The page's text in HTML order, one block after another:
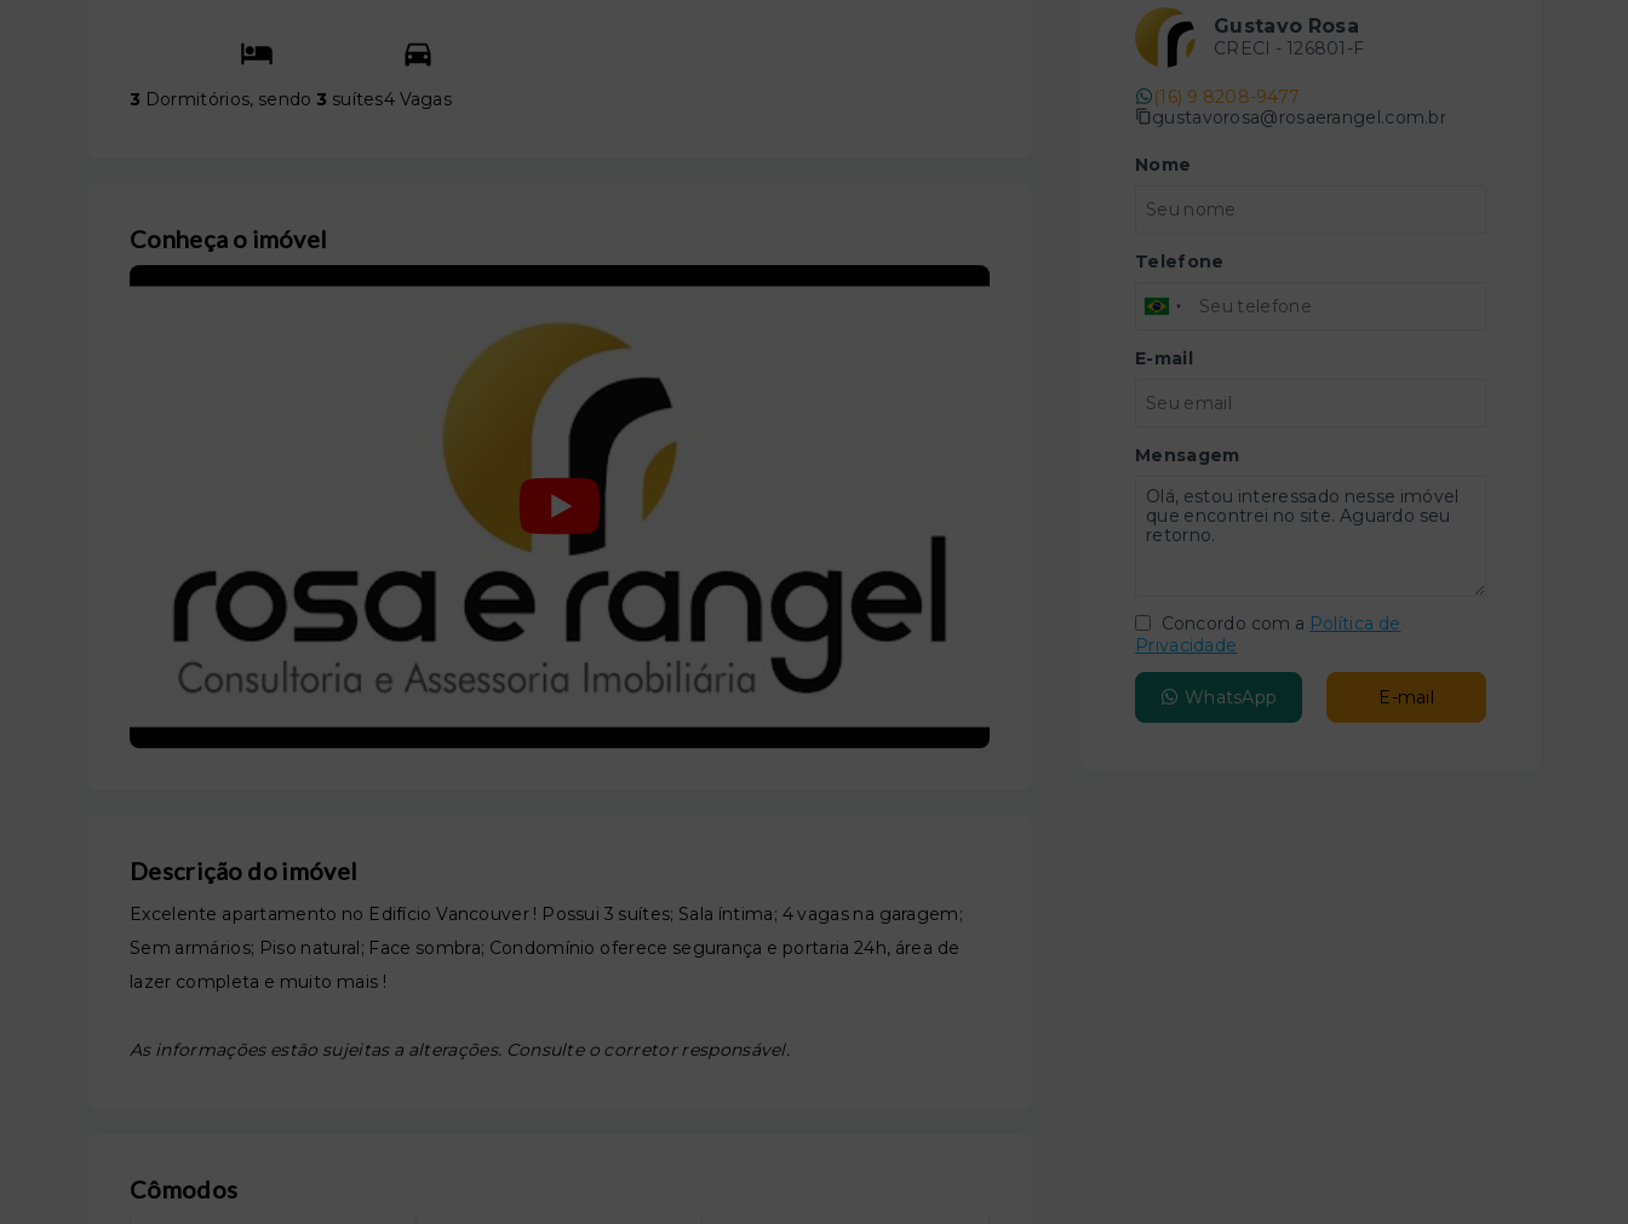
3 Dormitórios, sendo 3 suítes4 Vagas
Conheça o imóvel
Descrição do imóvel
Excelente apartamento no Edifício Vancouver ! Possui 3 suítes; Sala íntima; 4 vagas na garagem;
Sem armários; Piso natural; Face sombra; Condomínio oferece segurança e portaria 24h, área de
lazer completa e muito mais !
As informações estão sujeitas a alterações. Consulte o corretor responsável.
Cômodos
Gustavo Rosa
CRECI - 126801-F
(16) 9 8208-9477
gustavorosa@rosaerangel.com.br
Nome
Telefone
E-mail
Mensagem
Concordo com a Política de
Privacidade
WhatsApp E-mail